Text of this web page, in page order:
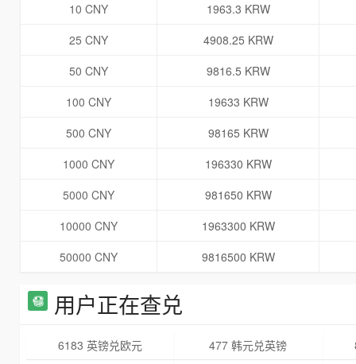
10 CNY
1963.3 KRW
25 CNY
4908.25 KRW
50 CNY
9816.5 KRW
100 CNY
19633 KRW
500 CNY
98165 KRW
1000 CNY
196330 KRW
5000 CNY
981650 KRW
10000 CNY
1963300 KRW
50000 CNY
9816500 KRW
用户正在查兑
6183 英镑兑欧元 477 韩元兑英镑